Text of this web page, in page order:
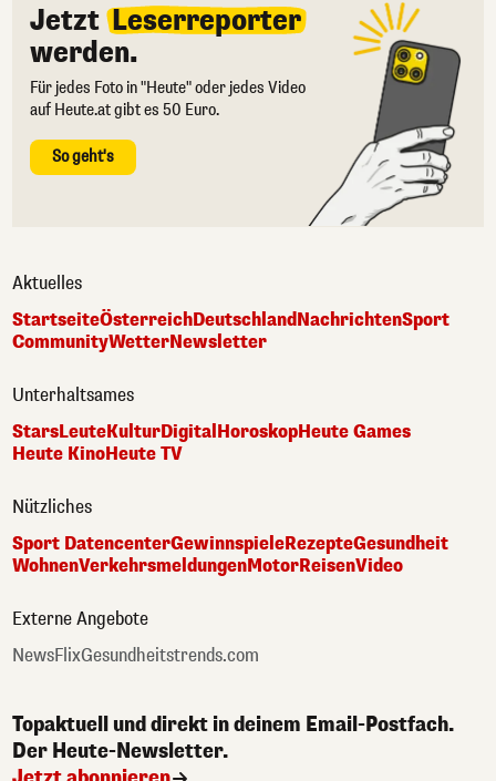
Jetzt Leserreporter
werden.
Für jedes Foto in "Heute" oder jedes Video
auf Heute.at gibt es 50 Euro.
So geht's
Aktuelles
StartseiteÖsterreichDeutschlandNachrichtenSport
CommunityWetterNewsletter
Unterhaltsames
StarsLeuteKulturDigital HoroskopHeute Games
Heute KinoHeute TV
Nützliches
Sport DatencenterGewinnspieleRezepteGesundheit
WohnenVerkehrsmeldungenMotorReisenVideo
Externe Angebote
NewsFlixGesundheitstrends.com
Topaktuell und direkt in deinem Email-Postfach.
Der Heute-Newsletter.